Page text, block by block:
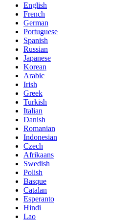
English
French
German
Portuguese
Spanish
Russian
Japanese
Korean
Arabic
Irish
Greek
Turkish
Italian
Danish
Romanian
Indonesian
Czech
Afrikaans
Swedish
Polish
Basque
Catalan
Esperanto
Hindi
Lao